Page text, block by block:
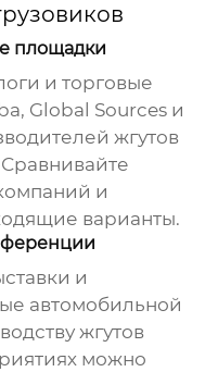
площадки
и торговые
Global Sources и
жгутов
Сравнивайте
и
варианты.
и
автомобильной
жгутов
можно